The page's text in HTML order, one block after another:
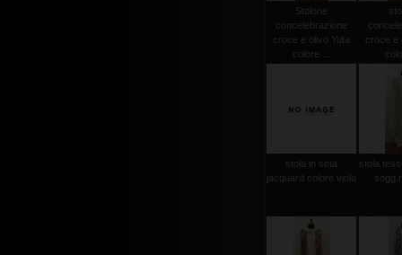
Stolone
concelebrazione
croce e olivo Yuta
colore ...
croce e
stola in seta
jacquard colore viola
stola